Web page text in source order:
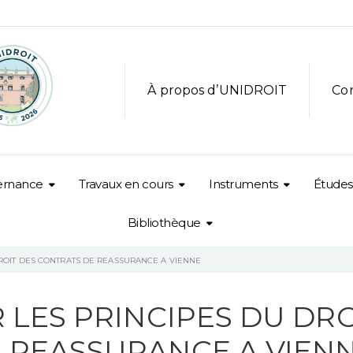
À propos d’UNIDROIT
Travaux en cours Instruments Études
Bibliothèque
DES CONTRATS DE REASSURANCE A VIENNE
LES PRINCIPES DU